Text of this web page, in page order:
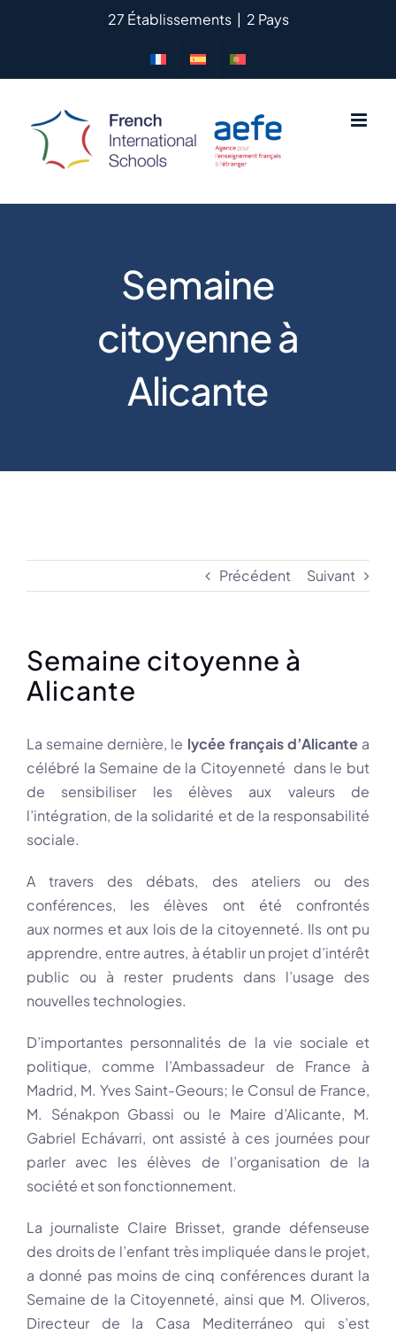
27 Établissements | 2 Pays
Semaine
citoyenne à
Alicante
Précédent Suivant
Semaine citoyenne à
Alicante
La semaine dernière, le lycée français d’Alicantea
célébré la Semaine de la Citoyenneté dans le but
de sensibiliser les élèves aux valeurs de
l’intégration, de la solidarité et de la responsabilité
sociale.
A travers des débats, des ateliers ou des
conférences, les élèves ont été confrontés
aux normes et aux lois de la citoyenneté. Ils ont pu
apprendre, entre autres, à établir un projet d’intérêt
public ou à rester prudents dans l’usage des
nouvelles technologies.
D’importantes personnalités de la vie sociale et
politique, comme l’Ambassadeur de France à
Madrid, M. Yves Saint-Geours; le Consul de France,
M. Sénakpon Gbassi ou le Maire d’Alicante, M.
Gabriel Echávarri, ont assisté à ces journées pour
parler avec les élèves de l’organisation de la
société et son fonctionnement.
La journaliste Claire Brisset, grande défenseuse
des droits de l’enfant très impliquée dans le projet,
a donné pas moins de cinq conférences durant la
Semaine de la Citoyenneté, ainsi que M. Oliveros,
Directeur de la Casa Mediterráneo qui s’est